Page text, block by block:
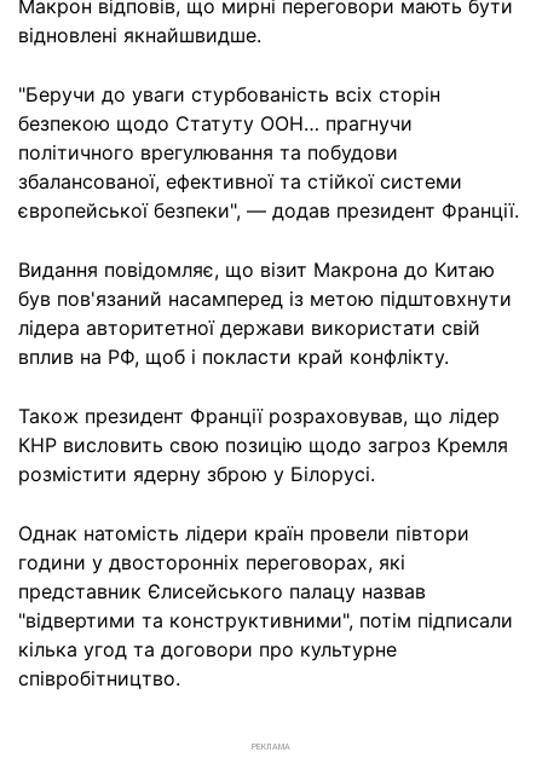
Макрон відповів, що мирні переговори мають бути
відновлені якнайшвидше.
"Беручи до уваги стурбованість всіх сторін
безпекою щодо Статуту ООН… прагнучи
політичного врегулювання та побудови
збалансованої, ефективної та стійкої системи
європейської безпеки", — додав президент Франції.
Видання повідомляє, що візит Макрона до Китаю
був пов'язаний насамперед із метою підштовхнути
лідера авторитетної держави використати свій
вплив на РФ, щоб і покласти край конфлікту.
Також президент Франції розраховував, що лідер
КНР висловить свою позицію щодо загроз Кремля
розмістити ядерну зброю у Білорусі.
Однак натомість лідери країн провели півтори
години у двосторонніх переговорах, які
представник Єлисейського палацу назвав
"відвертими та конструктивними", потім підписали
кілька угод та договори про культурне
співробітництво.
РЕКЛАМА